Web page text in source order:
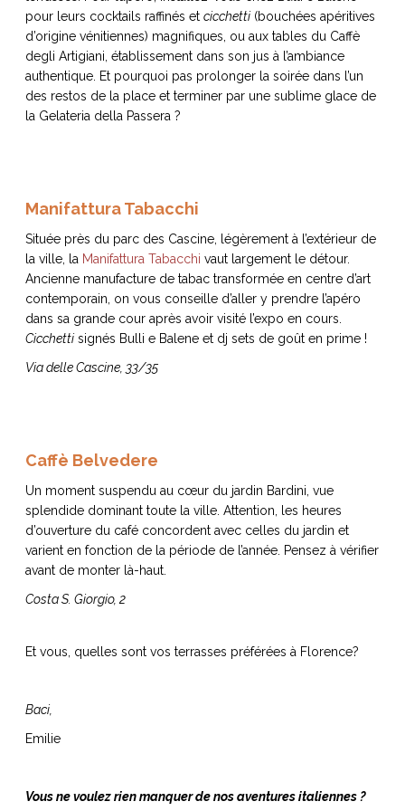
pour leurs cocktails raffinés et cicchetti(bouchées apéritives
d’origine vénitiennes) magnifiques, ou aux tables du Caffè
degli Artigiani, établissement dans son jus à l’ambiance
authentique. Et pourquoi pas prolonger la soirée dans l’un
des restos de la place et terminer par une sublime glace de
la Gelateria della Passera ?
Manifattura Tabacchi
Située près du parc des Cascine, légèrement à l’extérieur de
la ville, la Manifattura Tabacchi vaut largement le détour.
Ancienne manufacture de tabac transformée en centre d’art
contemporain, on vous conseille d’aller y prendre l’apéro
dans sa grande cour après avoir visité l’expo en cours.
Cicchettisignés Bulli e Balene et dj sets de goût en prime !
Via delle Cascine, 33/35
Caffè Belvedere
Un moment suspendu au cœur du jardin Bardini, vue
splendide dominant toute la ville. Attention, les heures
d’ouverture du café concordent avec celles du jardin et
varient en fonction de la période de l’année. Pensez à vérifier
avant de monter là-haut.
Costa S. Giorgio, 2
Et vous, quelles sont vos terrasses préférées à Florence?
Baci,
Emilie
Vous ne voulez rien manquer de nos aventures italiennes ?